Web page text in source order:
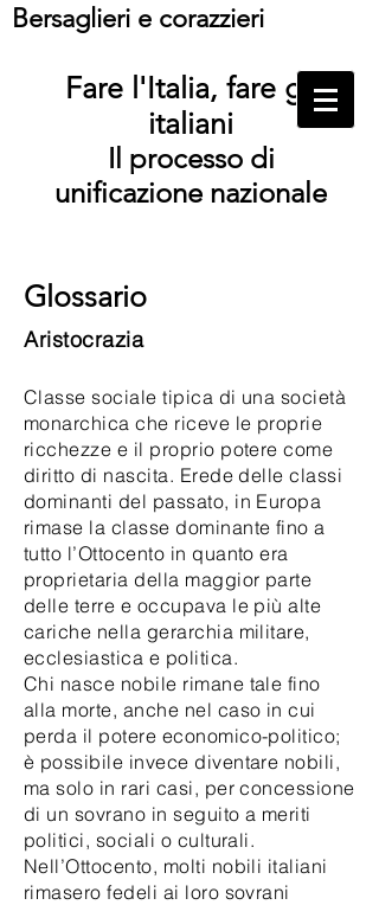
Bersaglieri e corazzieri
Fare l'Italia, fare gli
italiani
Il processo di
unificazione nazionale
Glossario
Aristocrazia
Classe sociale tipica di una società
monarchica che riceve le proprie
ricchezze e il proprio potere come
diritto di nascita. Erede delle classi
dominanti del passato, in Europa
rimase la classe dominante fino a
tutto l’Ottocento in quanto era
proprietaria della maggior parte
delle terre e occupava le più alte
cariche nella gerarchia militare,
ecclesiastica e politica.
Chi nasce nobile rimane tale fino
alla morte, anche nel caso in cui
perda il potere economico-politico;
è possibile invece diventare nobili,
ma solo in rari casi, per concessione
di un sovrano in seguito a meriti
politici, sociali o culturali.
Nell’Ottocento, molti nobili italiani
rimasero fedeli ai loro sovrani